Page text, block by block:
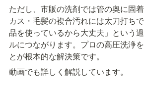
ただし、市販の洗剤では管の奥に固
カス・毛髪の複合汚れには太刀打ち
品を使っているから大丈夫」という
ルにつながります。プロの高圧洗浄
とが根本的な解決策です。
動画でも詳しく解説しています。